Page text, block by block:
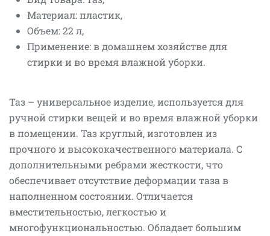
Материал: пластик,
Объем: 22 л,
Применение: в домашнем хозяйстве для
стирки и во время влажной уборки.
Таз – универсальное изделие, используется для
ручной стирки вещей и во время влажной уборки
в помещении. Таз круглый, изготовлен из
прочного и высококачественного материала. С
дополнительными ребрами жесткости, что
обеспечивает отсутствие деформации таза в
наполненном состоянии. Отличается
вместительностью, легкостью и
многофункциональностью. Обладает большим